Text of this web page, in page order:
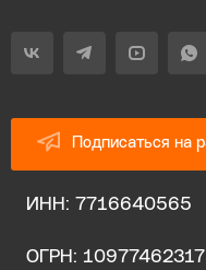
Подписаться на
ИНН: 7716640565
ОГРН: